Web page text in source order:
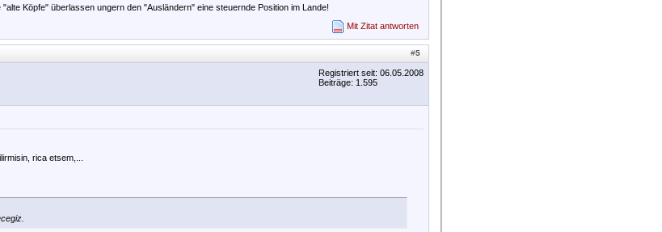
Köpfe" überlassen ungern den "Ausländern" eine steuernde Position im Lande!
Mit Zitat antworten
#5
Registriert seit: 06.05.2008
Beiträge: 1.595
rica etsem,...